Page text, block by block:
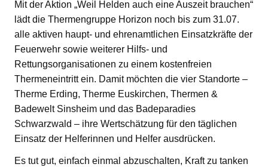
Mit der Aktion „Weil Helden auch eine Auszeit brauchen“
lädt die Thermengruppe Horizon noch bis zum 31.07.
alle aktiven haupt- und ehrenamtlichen Einsatzkräfte der
Feuerwehr sowie weiterer Hilfs- und
Rettungsorganisationen zu einem kostenfreien
Thermeneintritt ein. Damit möchten die vier Standorte –
Therme Erding, Therme Euskirchen, Thermen &
Badewelt Sinsheim und das Badeparadies
Schwarzwald – ihre Wertschätzung für den täglichen
Einsatz der Helferinnen und Helfer ausdrücken.
Es tut gut, einfach einmal abzuschalten, Kraft zu tanken